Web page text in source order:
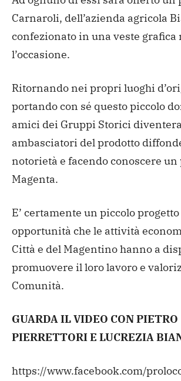
Carnaroli, dell’azienda agricola
confezionato in una veste grafica
l’occasione.
Ritornando nei propri luoghi
portando con sé questo piccolo
amici dei Gruppi Storici
ambasciatori del prodotto
notorietà e facendo conoscere un
Magenta.
E’ certamente un piccolo
opportunità che le attività
Città e del Magentino hanno a
promuovere il loro lavoro e
Comunità.
GUARDA IL VIDEO CON PIETRO
PIERRETTORI E LUCREZIA
https://www.facebook.com/